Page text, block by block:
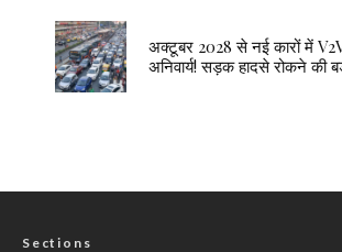
अक्टूबर 2028 से नई कारों में
अनिवार्य! सड़क हादसे रोकने की
Sections